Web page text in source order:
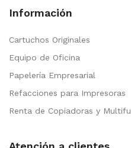
Información
Cartuchos Originales
Equipo de Oficina
Papelería Empresarial
Refacciones para Impresoras
Renta de Copiadoras y